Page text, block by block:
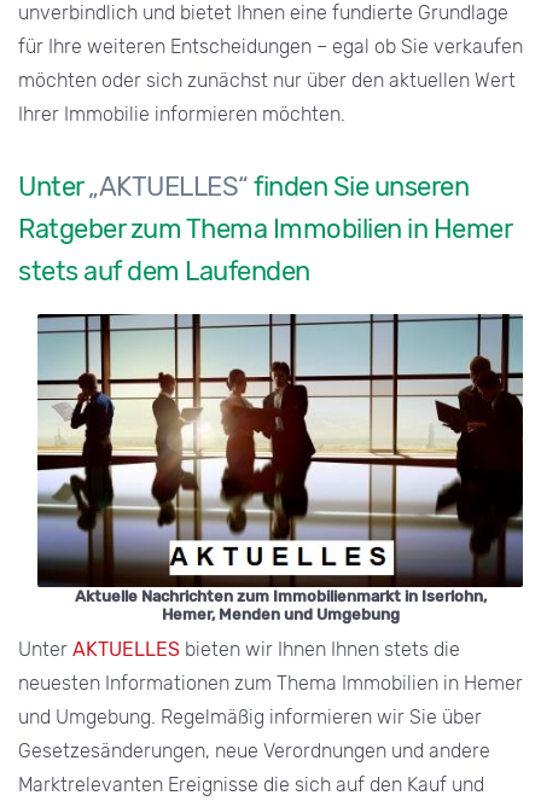
unverbindlich und bietet Ihnen eine fundierte Grundlage
für Ihre weiteren Entscheidungen – egal ob Sie verkaufen
möchten oder sich zunächst nur über den aktuellen Wert
Ihrer Immobilie informieren möchten.
Unter„AKTUELLES“finden Sie unseren
Ratgeber zum Thema Immobilien in Hemer
stets auf dem Laufenden
Aktuelle Nachrichten zum Immobilienmarkt in Iserlohn,
Hemer, Menden und Umgebung
Unter AKTUELLES bieten wir Ihnen Ihnen stets die
neuesten Informationen zum Thema Immobilien in Hemer
und Umgebung. Regelmäßig informieren wir Sie über
Gesetzesänderungen, neue Verordnungen und andere
Marktrelevanten Ereignisse die sich auf den Kauf und